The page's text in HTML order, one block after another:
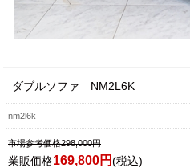
ダブルソファ NM2L6K
nm2l6k
市場参考価格298,000円
業販価格169,800円(税込)